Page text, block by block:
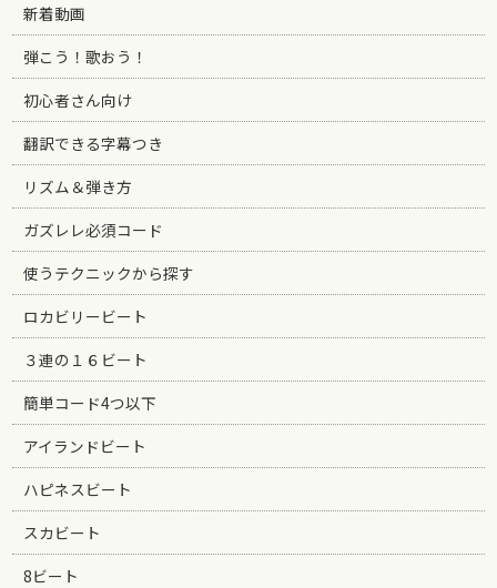
新着動画
弾こう！歌おう！
初心者さん向け
翻訳できる字幕つき
リズム＆弾き方
ガズレレ必須コード
使うテクニックから探す
ロカビリービート
３連の１６ビート
簡単コード4つ以下
アイランドビート
ハピネスビート
スカビート
8ビート